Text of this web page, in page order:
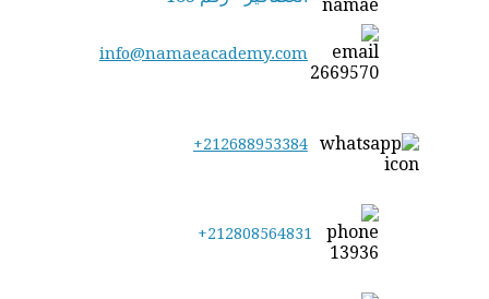
info@namaeacademy.com
+212688953384
+212808564831